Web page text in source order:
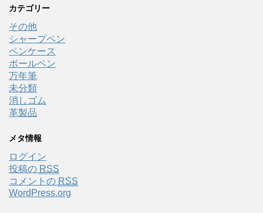
カテゴリー
その他
シャープペン
ペンケース
ボールペン
万年筆
未分類
消しゴム
革製品
メタ情報
ログイン
投稿の RSS
コメントの RSS
WordPress.org